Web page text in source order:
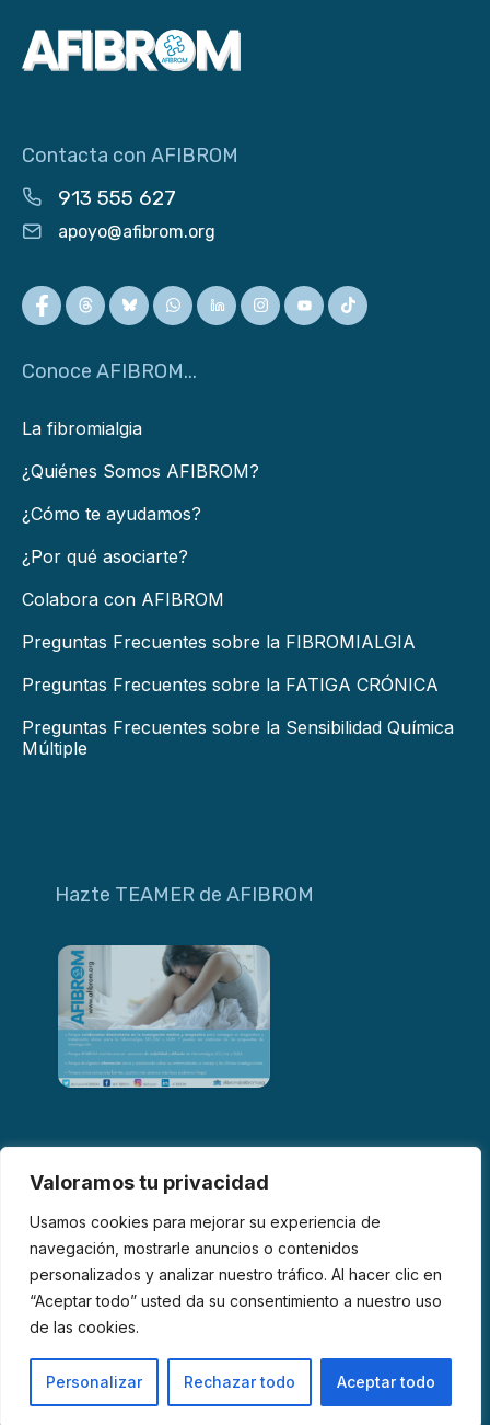
Valoramos tu privacidad
Usamos cookies para mejorar su experiencia de
navegación, mostrarle anuncios o contenidos
personalizados y analizar nuestro tráfico. Al hacer clic en
“Aceptar todo” usted da su consentimiento a nuestro uso
de las cookies.
Personalizar Rechazar todo Aceptar todo
Contacta con AFIBROM
913 555 627
apoyo@afibrom.org
Conoce AFIBROM...
La fibromialgia
¿Quiénes Somos AFIBROM?
¿Cómo te ayudamos?
¿Por qué asociarte?
Colabora con AFIBROM
Preguntas Frecuentes sobre la FIBROMIALGIA
Preguntas Frecuentes sobre la FATIGA CRÓNICA
Preguntas Frecuentes sobre la Sensibilidad Química
Múltiple
Hazte TEAMER de AFIBROM
© 2026 AFIBROM. Todos los derechos reservados.